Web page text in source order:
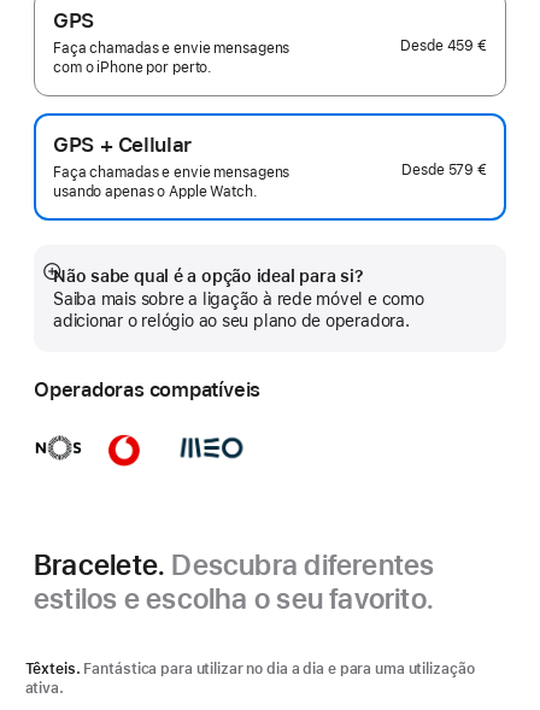
GPS
Faça chamadas e envie mensagens
com o iPhone por perto.
Desde 459 €
GPS + Cellular
Faça chamadas e envie mensagens
usando apenas o Apple Watch.
Desde 579 €
Não sabe qual é a opção ideal para si?
Saiba mais sobre a ligação à rede móvel e como
adicionar o relógio ao seu plano de operadora.
Veja
mais
Operadoras compatíveis
Bracelete. Descubra diferentes
estilos e escolha o seu favorito.
Têxteis. Fantástica para utilizar no dia a dia e para uma utilização
ativa.